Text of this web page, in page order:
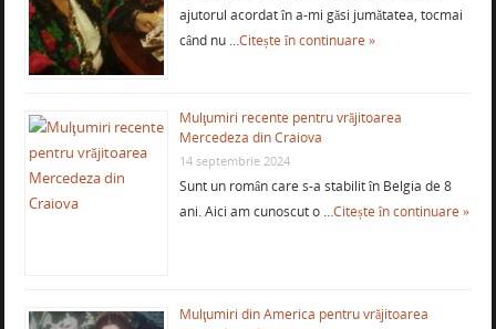
ajutorul acordat în a-mi găsi jumătatea, tocmai
când nu …Citește în continuare »
Mulţumiri recente pentru vrăjitoarea
Mercedeza din Craiova
14 septembrie 2024
Sunt un român care s-a stabilit în Belgia de 8
ani. Aici am cunoscut o …Citește în continuare »
Mulţumiri din America pentru vrăjitoarea